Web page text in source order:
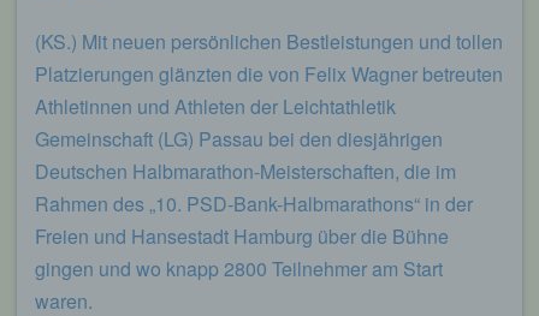
(KS.) Mit neuen persönlichen Bestleistungen und tollen
Platzierungen glänzten die von Felix Wagner betreuten
Athletinnen und Athleten der Leichtathletik
Gemeinschaft (LG) Passau bei den diesjährigen
Deutschen Halbmarathon-Meisterschaften, die im
Rahmen des „10. PSD-Bank-Halbmarathons“ in der
Freien und Hansestadt Hamburg über die Bühne
gingen und wo knapp 2800 Teilnehmer am Start
waren.